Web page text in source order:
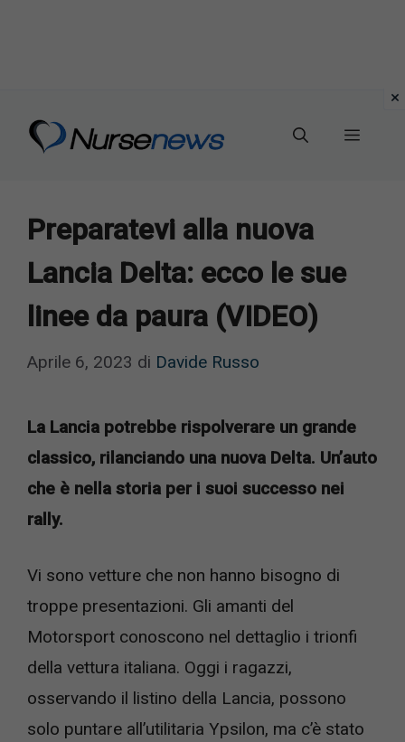
Menu
Preparatevi alla nuova
Lancia Delta: ecco le sue
linee da paura (VIDEO)
Aprile 6, 2023 di Davide Russo
La Lancia potrebbe rispolverare un grande
classico, rilanciando una nuova Delta. Un’auto
che è nella storia per i suoi successo nei
rally.
Vi sono vetture che non hanno bisogno di
troppe presentazioni. Gli amanti del
Motorsport conoscono nel dettaglio i trionfi
della vettura italiana. Oggi i ragazzi,
osservando il listino della Lancia, possono
solo puntare all’utilitaria Ypsilon, ma c’è stato